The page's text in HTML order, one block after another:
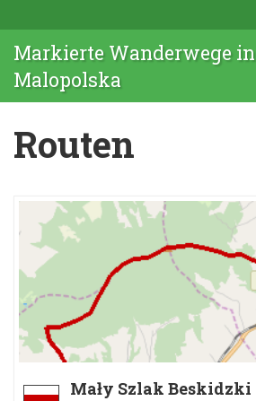
Markierte Wanderwege in
Malopolska
Routen
Mały Szlak Beskidzki